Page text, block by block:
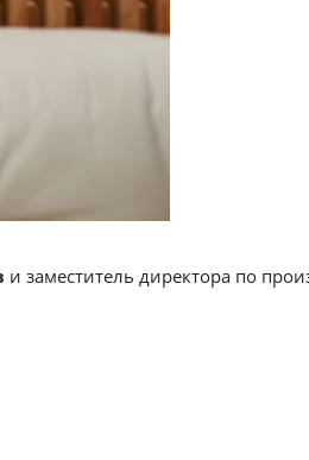
и заместитель директора по